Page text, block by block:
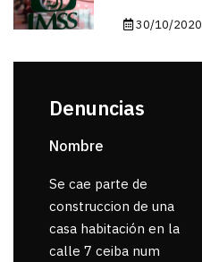
30/10/2020
Denuncias
Nombre
Se cae parte de
construccion de una
casa habitación en la
calle 7 ceiba num